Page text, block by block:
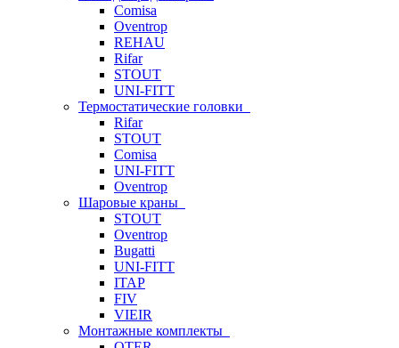
Comisa
Oventrop
REHAU
Rifar
STOUT
UNI-FITT
Термостатические головки
Rifar
STOUT
Comisa
UNI-FITT
Oventrop
Шаровые краны
STOUT
Oventrop
Bugatti
UNI-FITT
ITAP
FIV
VIEIR
Монтажные комплекты